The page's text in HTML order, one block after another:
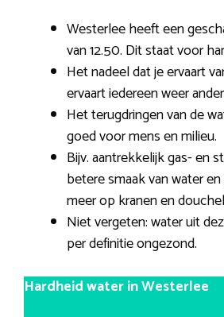
Westerlee heeft een
van 12.50. Dit staat voor
Het nadeel dat je ervaart
ervaart iedereen weer
Het terugdringen van de
goed voor mens en milieu.
Bijv. aantrekkelijk gas- en
betere smaak van water
meer op kranen en
Niet vergeten: water uit
per definitie ongezond.
Hardheid water in Westerlee